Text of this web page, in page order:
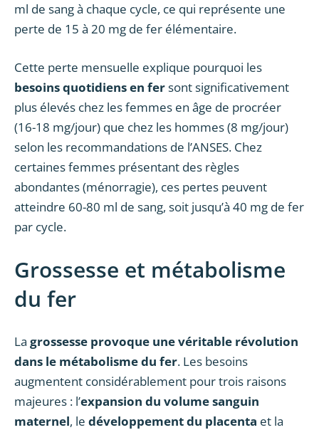
ml de sang à chaque cycle, ce qui représente une
perte de 15 à 20 mg de fer élémentaire.
Cette perte mensuelle explique pourquoi les
besoins quotidiens en fersont significativement
plus élevés chez les femmes en âge de procréer
(16-18 mg/jour) que chez les hommes (8 mg/jour)
selon les recommandations de l’ANSES. Chez
certaines femmes présentant des règles
abondantes (ménorragie), ces pertes peuvent
atteindre 60-80 ml de sang, soit jusqu’à 40 mg de fer
par cycle.
Grossesse et métabolisme
du fer
La grossesse provoque une véritable révolution
dans le métabolisme du fer. Les besoins
augmentent considérablement pour trois raisons
majeures : l’expansion du volume sanguin
maternel, le développement du placenta et la